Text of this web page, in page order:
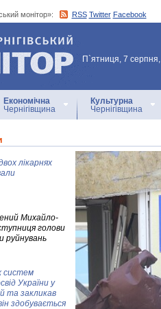
монітор»: RSS Twitter Facebook
монітор»
П`ятниця, 7 серпня,
Економічна
Чернігівщина
Культурна
Чернігівщина
лікарнях
Михайло-
голови
руйнувань
систем
України у
та закликав
здобувається